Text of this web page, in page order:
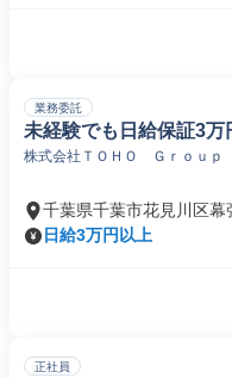
業務委託
未経験でも日給保証3
株式会社ＴＯＨＯ Ｇｒｏｕｐ
千葉県千葉市花見川区幕
日給3万円以上
正社員